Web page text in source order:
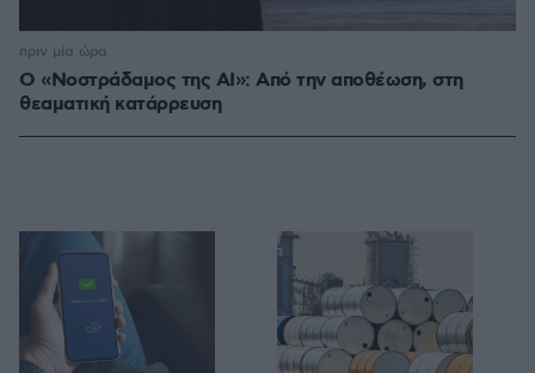
Ο «Νοστράδαμος της AI»: Από την αποθέωση, στη
θεαματική κατάρρευση
πριν μία ώρα